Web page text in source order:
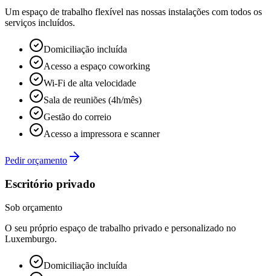
Um espaço de trabalho flexível nas nossas instalações com todos os
serviços incluídos.
Domiciliação incluída
Acesso a espaço coworking
Wi-Fi de alta velocidade
Sala de reuniões (4h/mês)
Gestão do correio
Acesso a impressora e scanner
Pedir orçamento
Escritório privado
Sob orçamento
O seu próprio espaço de trabalho privado e personalizado no
Luxemburgo.
Domiciliação incluída